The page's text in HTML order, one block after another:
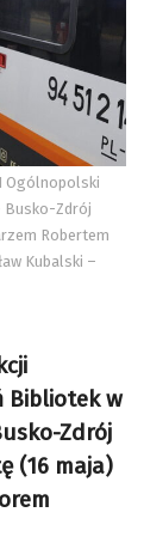
Ogólnopolski
Busko-Zdrój
Robertem
Kubalski –
Bibliotek w
Zdrój
(16 maja)